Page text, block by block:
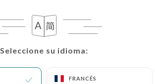
Seleccione su idioma:
FRANCÉS
Seleccione su idioma:
FRANCÉS